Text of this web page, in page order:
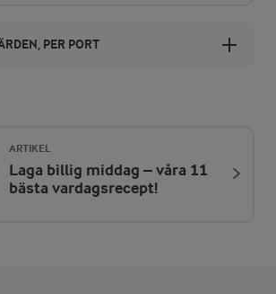
PER PORT
%
PER PORT
ARTIKEL
Laga billig middag – våra 11
bästa vardagsrecept!